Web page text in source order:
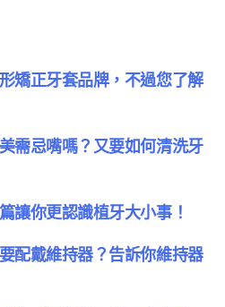
矯正牙套品牌，不過您了解
需忌嘴嗎？又要如何清洗牙
讓你更認識植牙大小事！
配戴維持器？告訴你維持器